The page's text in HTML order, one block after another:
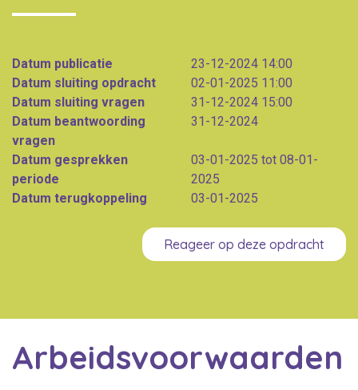
Datum publicatie
23-12-2024 14:00
Datum sluiting opdracht
02-01-2025 11:00
Datum sluiting vragen
31-12-2024 15:00
Datum beantwoording
vragen
31-12-2024
Datum gesprekken
periode
03-01-2025 tot 08-01-
2025
Datum terugkoppeling
03-01-2025
Reageer op deze opdracht
Arbeidsvoorwaarden